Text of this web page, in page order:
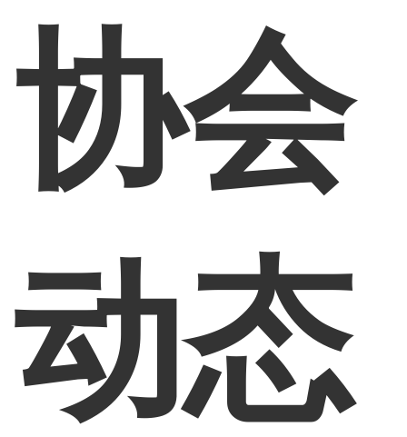
协会
动态